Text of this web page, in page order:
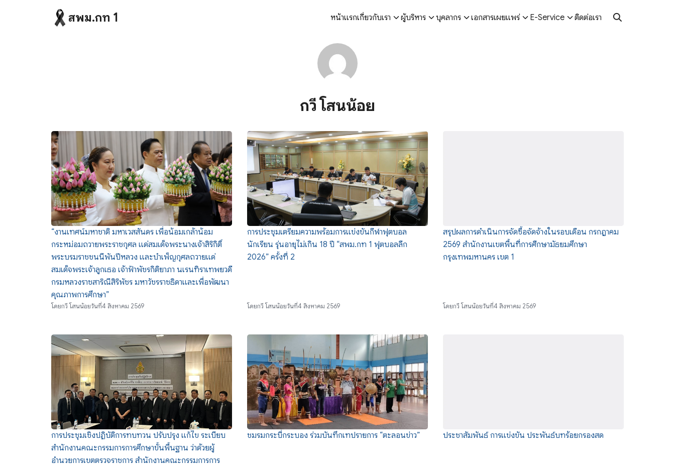
สพม.กท 1 หน้าแรกเกี่ยวกับเรา ผู้บริหาร บุคลากร เอกสารเผยแพร่ E-Service ติดต่อเรา
กวี โสนน้อย
“งานเทศน์มหาชาติ มหาเวสสันดร เพื่อน้อมเกล้าน้อม
กระหม่อมถวายพระราชกุศล แด่สมเด็จพระนางเจ้าสิริกิติ์
พระบรมราชชนนีพันปีหลวง และบำเพ็ญกุศลถวายแด่
สมเด็จพระเจ้าลูกเธอ เจ้าฟ้าพัชรกิติยาภา นเรนทิราเทพยวดี
กรมหลวงราชสาริณีสิริพัชร มหาวัชรราชธิดาและเพื่อพัฒนา
คุณภาพการศึกษา”
โดยกวี โสนน้อยวันที่4 สิงหาคม 2569
การประชุมเตรียมความพร้อมการแข่งขันกีฬาฟุตบอล
นักเรียน รุ่นอายุไม่เกิน 18 ปี “สพม.กท 1 ฟุตบอลลีก
2026” ครั้งที่ 2
โดยกวี โสนน้อยวันที่4 สิงหาคม 2569
สรุปผลการดำเนินการจัดซื้อจัดจ้างในรอบเดือน กรกฎาคม
2569 สำนักงานเขตพื้นที่การศีกษามัธยมศึกษา
กรุงเทพมหานคร เขต 1
โดยกวี โสนน้อยวันที่4 สิงหาคม 2569
การประชุมเชิงปฏิบัติการทบทวน ปรับปรุง แก้ไข ระเบียบ
สำนักงานคณะกรรมการการศึกษาขั้นพื้นฐาน ว่าด้วยผู้
อำนวยการเขตตรวจราชการ สำนักงานคณะกรรมการการ
ชมรมกระบี่กระบอง ร่วมบันทึกเทปรายการ “ตะลอนข่าว” ประชาสัมพันธ์ การแข่งขัน ประพันธ์บทร้อยกรองสด